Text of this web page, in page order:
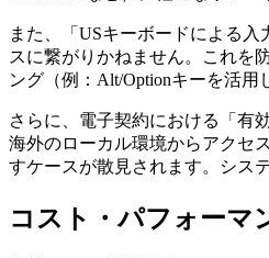
また、「USキーボードによる
スに繋がりかねません。これを
ング（例：Alt/Optionキーを活用
さらに、電子契約における「有
海外のローカル環境からアクセ
すケースが散見されます。シス
コスト・パフォーマ